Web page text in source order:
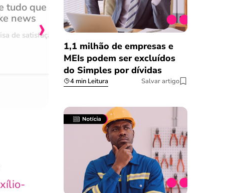
tudo que
news
de satisfação
Achei muito rápido,
burocracia
Comentário retirado da nossa
08/03/2023
›
1,1 milhão de empresas e
MEIs podem ser excluídos
do Simples por dívidas
4 min Leitura Salvar artigo